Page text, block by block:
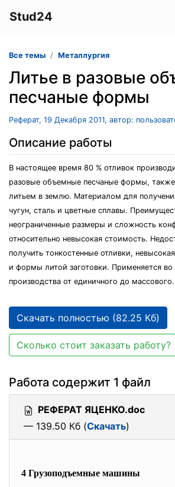
Stud24
Все темы Металлургия
Литье в разовые
песчаные формы
Реферат, 19 Декабря 2011, автор:
Описание работы
В настоящее время 80 % отливок
разовые объемные песчаные формы,
литьем в землю. Материалом для
чугун, сталь и цветные сплавы.
неограниченные размеры и сложность
относительно невысокая стоимость.
получить тонкостенные отливки,
и формы литой заготовки. Применяется во
производства от единичного до массового.
Скачать полностью (82.25 Кб)
Сколько стоит заказать работу?
Работа содержит 1 файл
РЕФЕРАТ ЯЦЕНКО.doc
— 139.50 Кб (Скачать)
4 Грузоподъемные машины